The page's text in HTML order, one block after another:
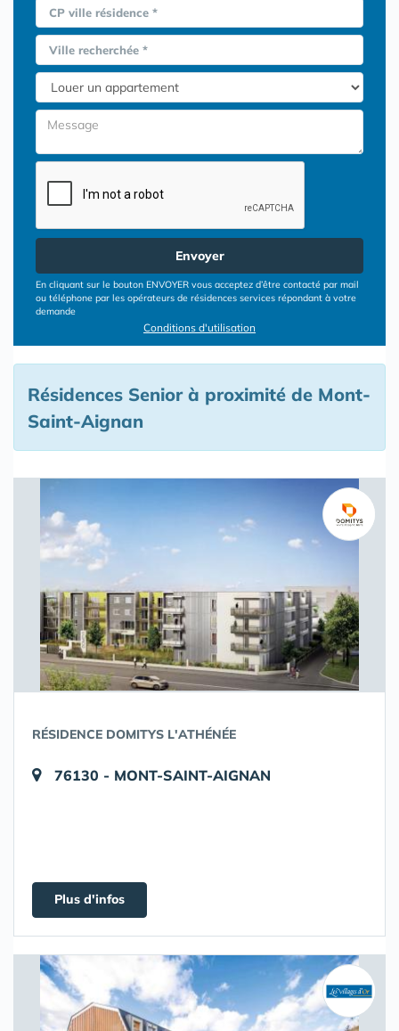
CP ville résidence *
Ville recherchée *
Envoyer
En cliquant sur le bouton ENVOYER vous acceptez d’être contacté par mail
ou téléphone par les opérateurs de résidences services répondant à votre
demande
Conditions d'utilisation
Résidences Senior à proximité de Mont-
Saint-Aignan
RÉSIDENCE DOMITYS L'ATHÉNÉE
76130 - MONT-SAINT-AIGNAN
Plus d'infos